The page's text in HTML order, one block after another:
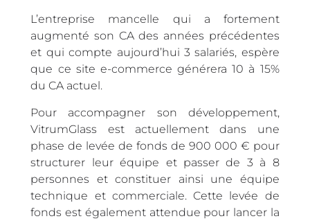
L’entreprise mancelle qui a fortement
augmenté son CA des années précédentes
et qui compte aujourd’hui 3 salariés, espère
que ce site e-commerce générera 10 à 15%
du CA actuel.
Pour accompagner son développement,
VitrumGlass est actuellement dans une
phase de levée de fonds de 900 000 € pour
structurer leur équipe et passer de 3 à 8
personnes et constituer ainsi une équipe
technique et commerciale. Cette levée de
fonds est également attendue pour lancer la